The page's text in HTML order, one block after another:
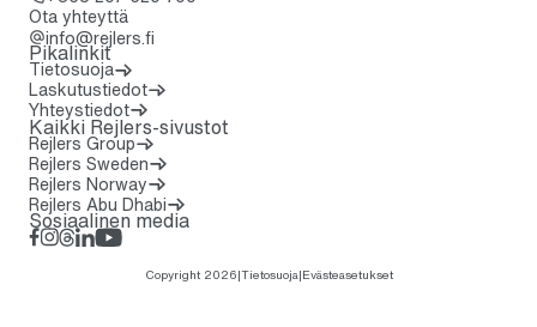
Ota yhteyttä
info@rejlers.fi
Pikalinkit
Tietosuoja
Laskutustiedot
Yhteystiedot
Kaikki Rejlers-sivustot
Rejlers Group
Rejlers Sweden
Rejlers Norway
Rejlers Abu Dhabi
Sosiaalinen media
Facebook
Instagram
Threads
LinkedIn
YouTube
Copyright 2026|Tietosuoja|Evästeasetukset